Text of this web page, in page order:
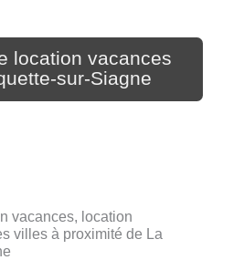
location vacances
sur-Siagne
vacances, location
villes à proximité de La